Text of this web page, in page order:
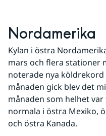
Nordamerika
Kylan i östra
mars och flera stationer
noterade nya
månaden gick blev det
månaden som helhet
normala i östra Mexiko,
och östra Kanada.